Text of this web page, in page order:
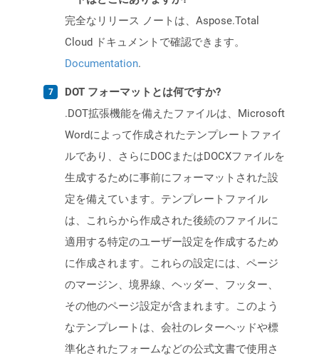
完全なリリース ノートは、Aspose.Total
Cloud ドキュメントで確認できます。
Documentation.
DOT フォーマットとは何ですか?
.DOT拡張機能を備えたファイルは、Microsoft
Wordによって作成されたテンプレートファイ
ルであり、さらにDOCまたはDOCXファイルを
生成するために事前にフォーマットされた設
定を備えています。テンプレートファイル
は、これらから作成された後続のファイルに
適用する特定のユーザー設定を作成するため
に作成されます。これらの設定には、ページ
のマージン、境界線、ヘッダー、フッター、
その他のページ設定が含まれます。このよう
なテンプレートは、会社のレターヘッドや標
準化されたフォームなどの公式文書で使用さ